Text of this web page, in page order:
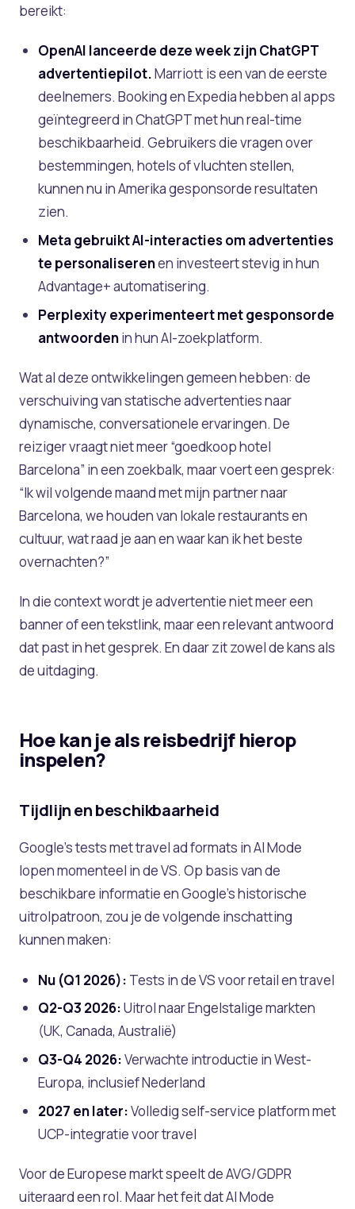
bereikt:
OpenAI lanceerde deze week zijn ChatGPT
advertentiepilot.Marriott is een van de eerste
deelnemers. Booking en Expedia hebben al apps
geïntegreerd in ChatGPT met hun real-time
beschikbaarheid. Gebruikers die vragen over
bestemmingen, hotels of vluchten stellen,
kunnen nu in Amerika gesponsorde resultaten
zien.
Meta gebruikt AI-interacties om advertenties
te personaliserenen investeert stevig in hun
Advantage+ automatisering.
Perplexity experimenteert met gesponsorde
antwoordenin hun AI-zoekplatform.
Wat al deze ontwikkelingen gemeen hebben: de
verschuiving van statische advertenties naar
dynamische, conversationele ervaringen. De
reiziger vraagt niet meer “goedkoop hotel
Barcelona” in een zoekbalk, maar voert een gesprek:
“Ik wil volgende maand met mijn partner naar
Barcelona, we houden van lokale restaurants en
cultuur, wat raad je aan en waar kan ik het beste
overnachten?”
In die context wordt je advertentie niet meer een
banner of een tekstlink, maar een relevant antwoord
dat past in het gesprek. En daar zit zowel de kans als
de uitdaging.
Hoe kan je als reisbedrijf hierop
inspelen?
Tijdlijn en beschikbaarheid
Google’s tests met travel ad formats in AI Mode
lopen momenteel in de VS. Op basis van de
beschikbare informatie en Google’s historische
uitrolpatroon, zou je de volgende inschatting
kunnen maken:
Nu (Q1 2026): Tests in de VS voor retail en travel
Q2-Q3 2026:Uitrol naar Engelstalige markten
(UK, Canada, Australië)
Q3-Q4 2026:Verwachte introductie in West-
Europa, inclusief Nederland
2027 en later:Volledig self-service platform met
UCP-integratie voor travel
Voor de Europese markt speelt de AVG/GDPR
uiteraard een rol. Maar het feit dat AI Mode